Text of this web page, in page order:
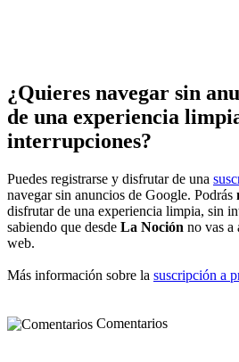
¿Quieres navegar sin
de una experiencia
interrupciones?
Puedes registrarse y disfrutar de una
navegar sin anuncios de Google. Podrás
disfrutar de una experiencia limpia, sin
sabiendo que desde La Noción no vas a
web.
Más información sobre la suscripción a
Comentarios